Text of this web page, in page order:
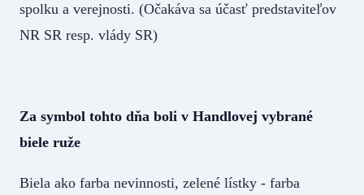
spolku a verejnosti. (Očakáva sa účasť predstaviteľov
NR SR resp. vlády SR)
Za symbol tohto dňa boli v Handlovej vybrané
biele ruže
Biela ako farba nevinnosti, zelené lístky - farba